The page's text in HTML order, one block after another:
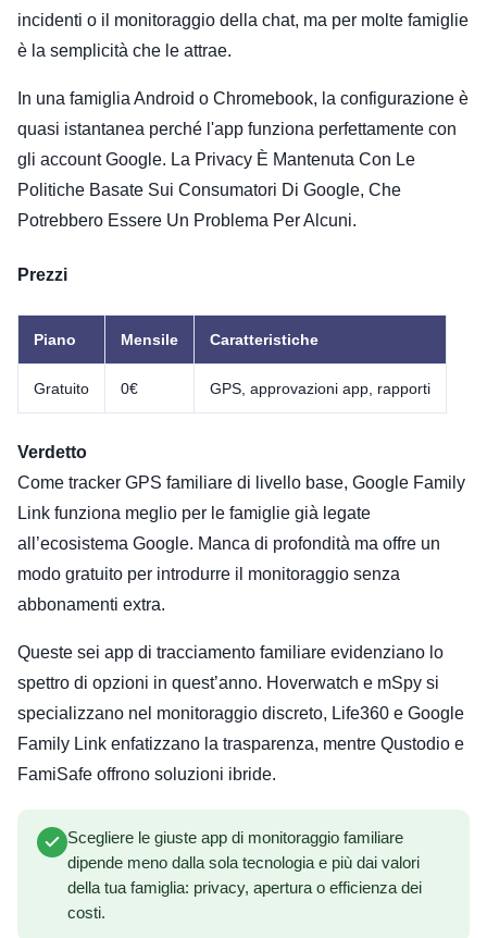
incidenti o il monitoraggio della chat, ma per molte famiglie
è la semplicità che le attrae.
In una famiglia Android o Chromebook, la configurazione è
quasi istantanea perché l'app funziona perfettamente con
gli account Google. La Privacy È Mantenuta Con Le
Politiche Basate Sui Consumatori Di Google, Che
Potrebbero Essere Un Problema Per Alcuni.
Prezzi
Piano Mensile Caratteristiche
Gratuito 0€ GPS, approvazioni app, rapporti
Verdetto
Come tracker GPS familiare di livello base, Google Family
Link funziona meglio per le famiglie già legate
all’ecosistema Google. Manca di profondità ma offre un
modo gratuito per introdurre il monitoraggio senza
abbonamenti extra.
Queste sei app di tracciamento familiare evidenziano lo
spettro di opzioni in quest’anno. Hoverwatch e mSpy si
specializzano nel monitoraggio discreto, Life360 e Google
Family Link enfatizzano la trasparenza, mentre Qustodio e
FamiSafe offrono soluzioni ibride.
Scegliere le giuste app di monitoraggio familiare
dipende meno dalla sola tecnologia e più dai valori
della tua famiglia: privacy, apertura o efficienza dei
costi.